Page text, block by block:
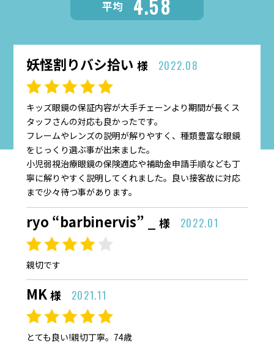
平均 4.58
妖怪割りバシ拾い 様 2022.08
キッズ眼鏡の保証内容が大手チェーンより期間が長くス
タッフさんの対応も良かったです。
フレームやレンズの説明が解りやすく、種類豊富な眼鏡
をじっくり選ぶ事が出来ました。
小児弱視治療眼鏡の保険適応や補助金申請手順なども丁
寧に解りやすく説明してくれました。良い接客故に対応
まで少々待つ事があります。
ryo “barbinervis” _ 様 2022.01
親切です
MK 様 2021.11
とても良い!親切丁寧。74歳